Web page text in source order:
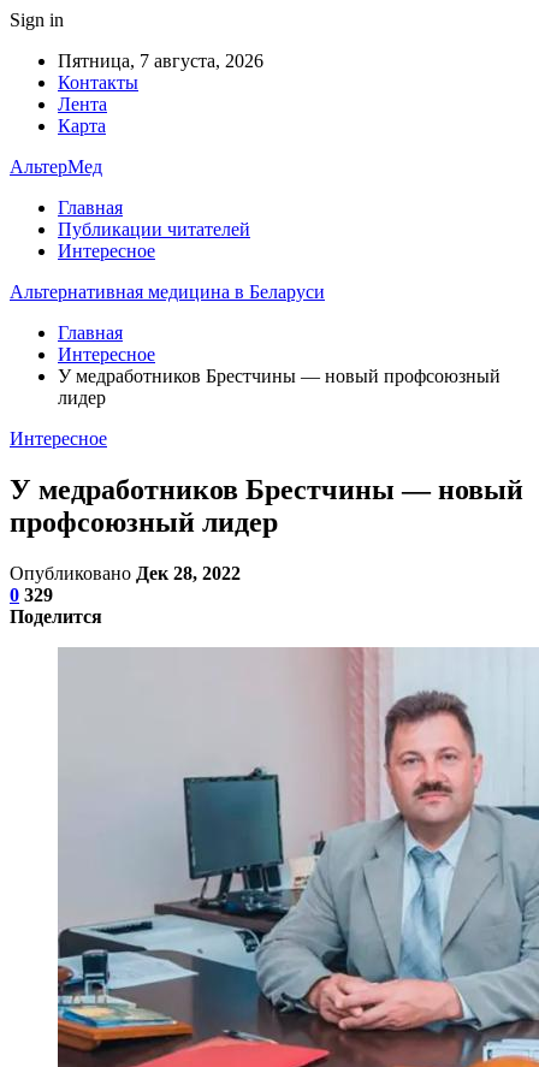
Sign in
Пятница, 7 августа, 2026
Контакты
Лента
Карта
АльтерМед
Главная
Публикации читателей
Интересное
Альтернативная медицина в Беларуси
Главная
Интересное
У медработников Брестчины — новый профсоюзный
лидер
Интересное
У медработников Брестчины — новый
профсоюзный лидер
Опубликовано Дек 28, 2022
0 329
Поделится